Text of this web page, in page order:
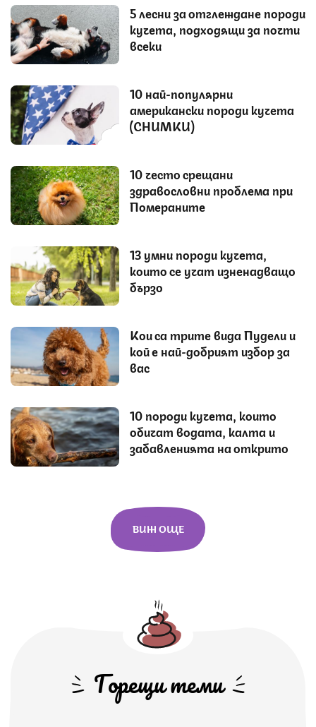
5 лесни за отглеждане породи
кучета, подходящи за почти
всеки
10 най-популярни
американски породи кучета
(СНИМКИ)
10 често срещани
здравословни проблема при
Помераните
13 умни породи кучета,
които се учат изненадващо
бързо
Кои са трите вида Пудели и
кой е най-добрият избор за
вас
10 породи кучета, които
обичат водата, калта и
забавленията на открито
ВИЖ ОЩЕ
Горещи теми